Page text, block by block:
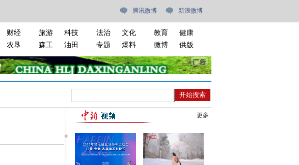
腾讯微博 新浪微博
财经
农垦
旅游
科技
森工
油田
法治
文化
专题
爆料
教育
健康
微博
供版
更多